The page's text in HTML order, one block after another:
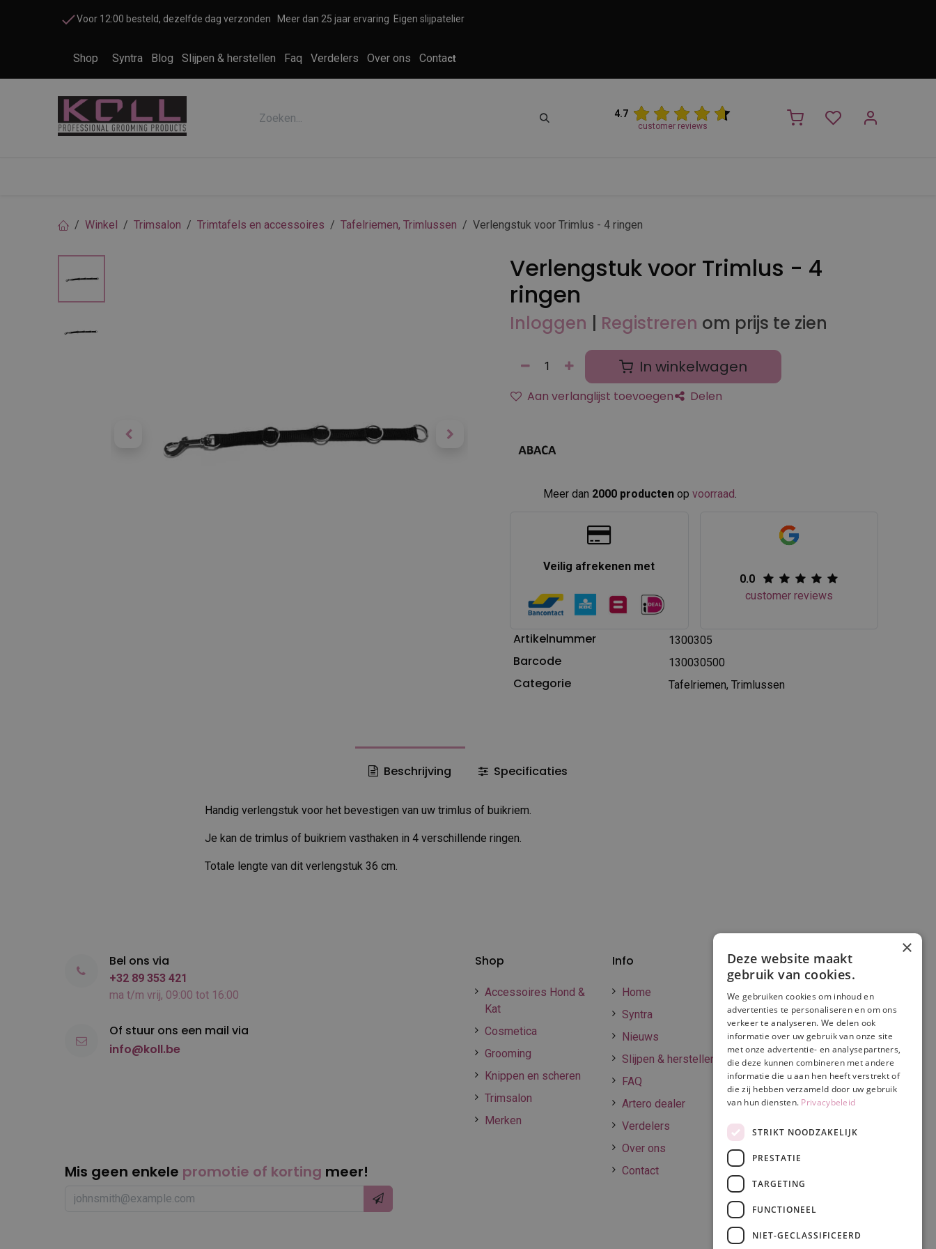
Voor 12:00 besteld, dezelfde dag verzonden Meer dan 25 jaar ervaring Eigen slijpatelier
Shop Syntra Blog Slijpen & herstellen Faq Verdelers Over ons Contact
4.7
customer reviews
Winkel Trimsalon Trimtafels en accessoires Tafelriemen, Trimlussen Verlengstuk voor Trimlus - 4 ringen
Verlengstuk voor Trimlus - 4
ringen
Inloggen | Registreren om prijs te zien
In winkelwagen
Aan verlanglijst toevoegen Delen
Meer dan 2000 producten op voorraad
Veilig afrekenen met
0.0
customer reviews
Artikelnummer 1300305
Barcode 130030500
Categorie Tafelriemen, Trimlussen
Beschrijving Specificaties
Handig verlengstuk voor het bevestigen van uw trimlus of buikriem.
Je kan de trimlus of buikriem vasthaken in 4 verschillende ringen.
Totale lengte van dit verlengstuk 36 cm.
Info
Home
Syntra
Nieuws
Slijpen & herstellen
FAQ
Artero dealer
Verdelers
Over ons
Contact
Shop
Accessoires Hond &
Kat
Cosmetica
Grooming
Knippen en scheren
Trimsalon
Merken
Verzenden en
betalen
Online betalen
Retourneren
Algemene
voorwaarden
Privacy & Cookie
policy
Disclaimer
Mis geen enkele promotie of korting meer!
Bel ons via
+32 89 353 421
ma t/m vrij, 09:00 tot 16:00
Of stuur ons een mail via
info@koll.be
×
Deze website maakt
gebruik van cookies.
We gebruiken cookies om inhoud en
advertenties te personaliseren en om ons
verkeer te analyseren. We delen ook
informatie over uw gebruik van onze site
met onze advertentie- en analysepartners,
die deze kunnen combineren met andere
informatie die u aan hen heeft verstrekt of
die zij hebben verzameld door uw gebruik
van hun diensten. Privacybeleid
STRIKT NOODZAKELIJK
PRESTATIE
TARGETING
FUNCTIONEEL
NIET-GECLASSIFICEERD